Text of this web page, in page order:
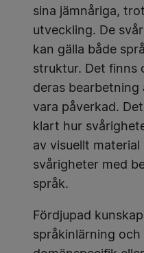
sina jämnåriga,
utveckling. De
kan gälla både
struktur. Det finns
deras bearbetning
vara påverkad.
klart hur
av visuellt material
svårigheter med
språk.
Fördjupad
språkinlärning